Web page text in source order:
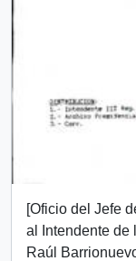
[Oficio del Jefe
al Intendente de
Raúl